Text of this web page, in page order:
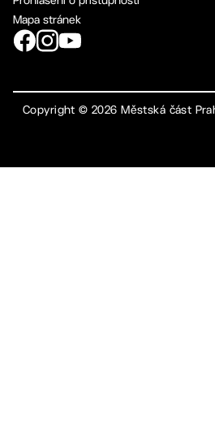
Mapa stránek
Copyright ©2026 Městská část